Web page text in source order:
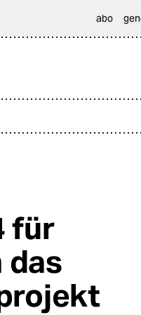
abo
für
das